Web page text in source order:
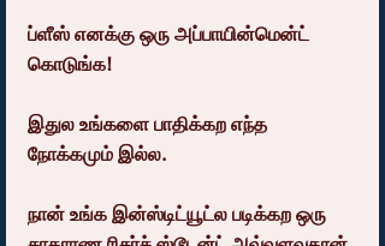
ப்ளீஸ் எனக்கு ஒரு அப்பாயின்மென்ட்
கொடுங்க!
இதுல உங்களை பாதிக்கற எந்த
நோக்கமும் இல்ல.
நான் உங்க இன்ஸ்டிட்யூட்ல படிக்கற ஒரு